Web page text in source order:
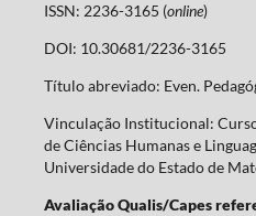
ISSN: 2236-3165 (online)
DOI: 10.30681/2236-3165
Título abreviado: Even.
Vinculação Institucional:
de Ciências Humanas e
Universidade do Estado de
Avaliação Qualis/Capes